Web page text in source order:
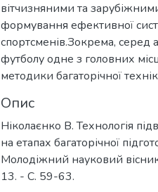
вітчизняними та
формування ефективної
спортсменів.Зокрема, серед
футболу одне з головних
методики багаторічної
Опис
Ніколаєнко В. Технологія
на етапах багаторічної
Молодіжний науковий
13. - С. 59-63.